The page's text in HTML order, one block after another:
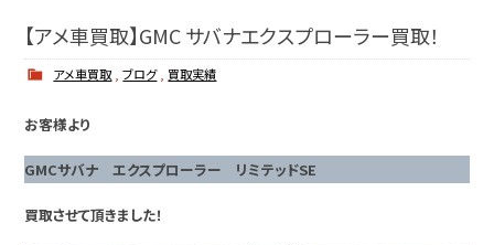
【アメ車買取】GMC サバナエクスプローラー買取！
アメ車買取 ,ブログ, 買取実績
お客様より
GMCサバナ エクスプローラー リミテッドSE
買取させて頂きました！